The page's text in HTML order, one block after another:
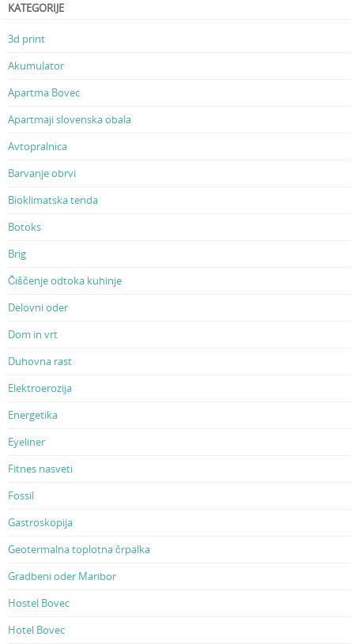
KATEGORIJE
3d print
Akumulator
Apartma Bovec
Apartmaji slovenska obala
Avtopralnica
Barvanje obrvi
Bioklimatska tenda
Botoks
Brig
Čiščenje odtoka kuhinje
Delovni oder
Dom in vrt
Duhovna rast
Elektroerozija
Energetika
Eyeliner
Fitnes nasveti
Fossil
Gastroskopija
Geotermalna toplotna črpalka
Gradbeni oder Maribor
Hostel Bovec
Hotel Bovec